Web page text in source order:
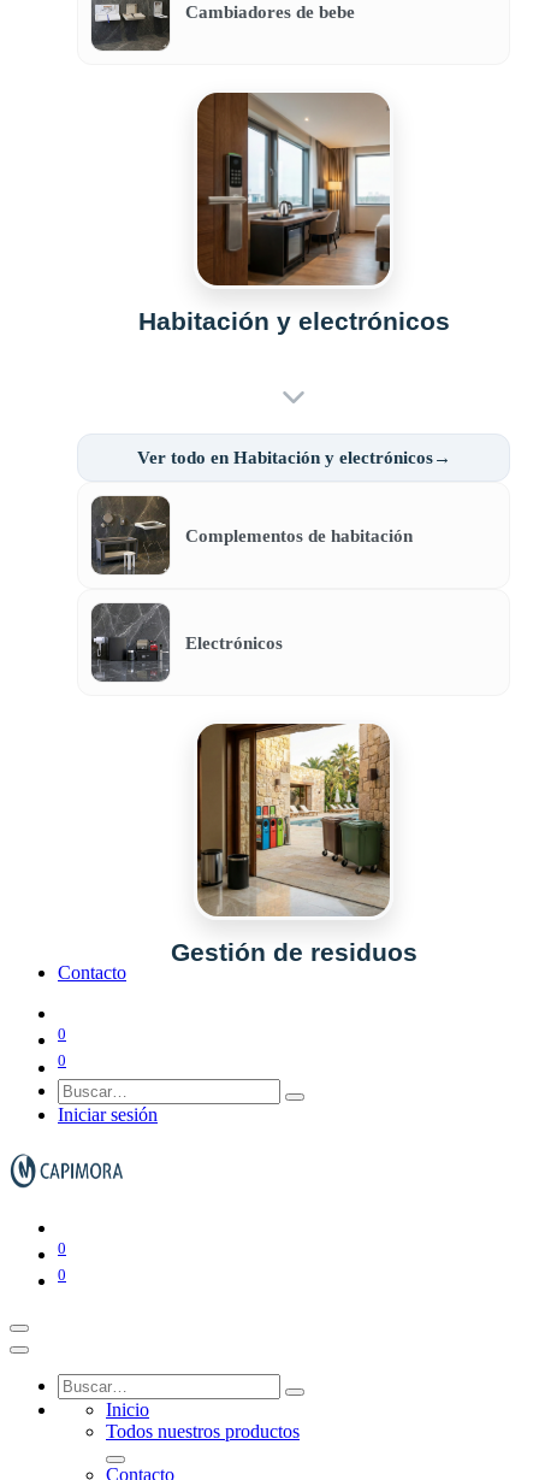
Cambiadores de bebe
Habitación y electrónicos
Ver todo en Habitación y electrónicos→
Complementos de habitación
Electrónicos
Gestión de residuos
Contacto
0
0
Iniciar sesión
0
0
Inicio
Todos nuestros productos
Contacto